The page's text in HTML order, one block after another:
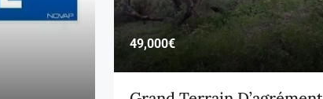
49,000€